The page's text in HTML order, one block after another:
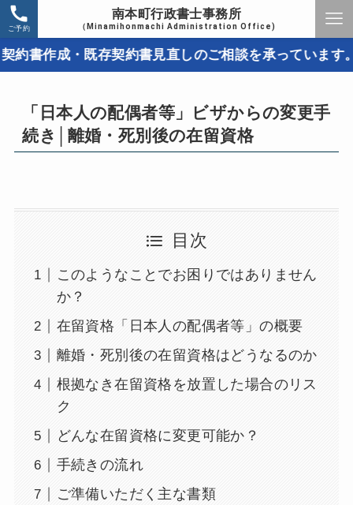
南本町行政書士事務所
（Minamihonmachi Administration Office)
ご予約
成・既存契約書見直しのご相談を承っています。取引
「日本人の配偶者等」ビザからの変更手
続き│離婚・死別後の在留資格
目次
このようなことでお困りではありません
か？
在留資格「日本人の配偶者等」の概要
離婚・死別後の在留資格はどうなるのか
根拠なき在留資格を放置した場合のリス
ク
どんな在留資格に変更可能か？
手続きの流れ
ご準備いただく主な書類